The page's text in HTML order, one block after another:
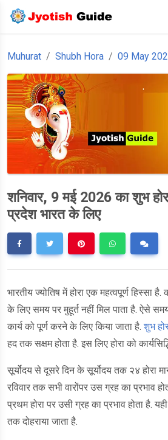
Muhurat Shubh Hora 09 May
शनिवार, 9 मई 2026 का शुभ
प्रदेश भारत के लिए
भारतीय ज्योतिष में होरा एक महत्वपूर्ण हिस्सा
के लिए समय पर मुहूर्त नहीं मिल पाता है. ऐसे
कार्य को पूर्ण करने के लिए किया जाता है.शुभ
हद तक सक्षम होता है. इस लिए होरा को
सूर्योदय से दूसरे दिन के सूर्योदय तक २४ होरा
रविवार तक सभी वारोंपर उस ग्रह का प्रभाव
प्रथम होरा पर उसी ग्रह का प्रभाव होता है.
तक दोहराया जाता है.